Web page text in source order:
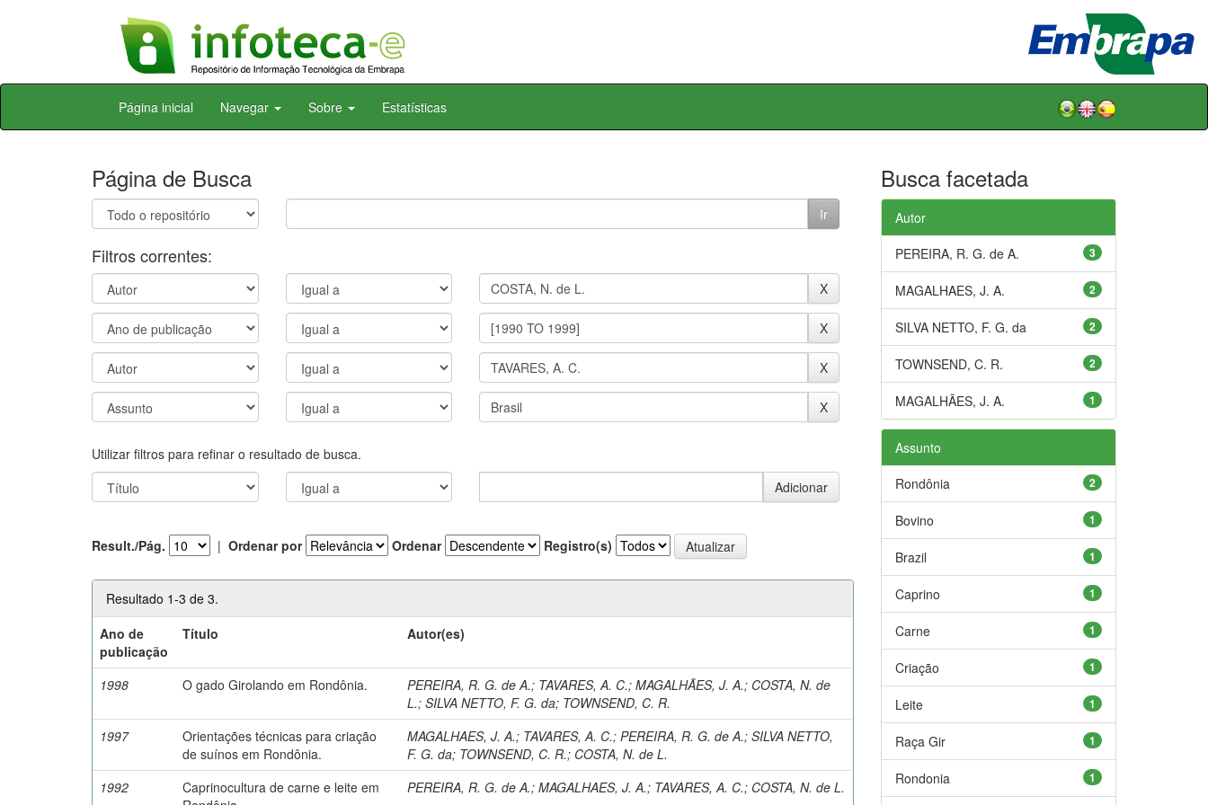
Skip
Página inicial Navegar Sobre Estatísticas
Página de Busca
Filtros correntes:
Utilizar filtros para refinar o resultado de busca.
Result./Pág. | Ordenar por Ordenar Registro(s)
Resultado 1-3 de 3.
Ano de
publicação
Título Autor(es)
1998 O gado Girolando em Rondônia. PEREIRA, R. G. de A.; TAVARES, A. C.;MAGALHÃES, J. A.; COSTA, N. de
L.;SILVA NETTO, F. G. da; TOWNSEND, C. R.
1997
Orientações técnicas para criação
de suínos em Rondônia.
MAGALHAES, J. A.; TAVARES, A. C.;PEREIRA, R. G. de A.;SILVA NETTO,
F. G. da; TOWNSEND, C. R.; COSTA, N. de L.
1992
Caprinocultura de carne e leite em
PEREIRA, R. G. de A.;MAGALHAES, J. A.; TAVARES, A. C.; COSTA, N. de L.
Busca facetada
Autor
3
PEREIRA, R. G. de A.
2
MAGALHAES, J. A.
2
SILVA NETTO, F. G. da
2
TOWNSEND, C. R.
1
MAGALHÃES, J. A.
Assunto
2
Rondônia
1
Bovino
1
Brazil
1
Caprino
1
Carne
1
Criação
1
Leite
1
Raça Gir
1
Rondonia